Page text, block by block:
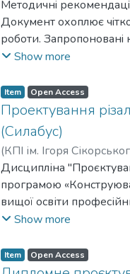
Вячеслав
Методичнi
Документ охоплює
роботи. Запропонованi
академiчними
Show more
Item Open Access
Проектування
(Силабус)
(КПІ ім. Ігоря
Дисципліна
програмою
вищої освіти
інженерних завдань у
передбачає
поглибленні та
Show more
Item Open Access